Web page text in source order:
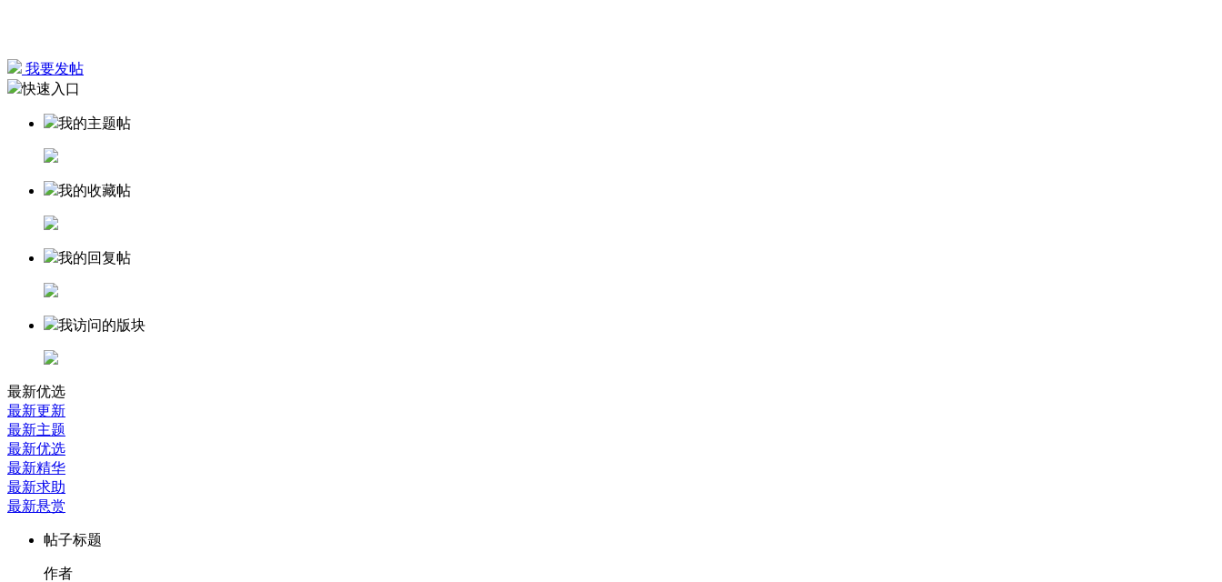
我要发帖
快速入口
我的主题帖
我的收藏帖
我的回复帖
我访问的版块
最新优选
最新更新
最新主题
最新优选
最新精华
最新求助
最新悬赏
帖子标题
作者